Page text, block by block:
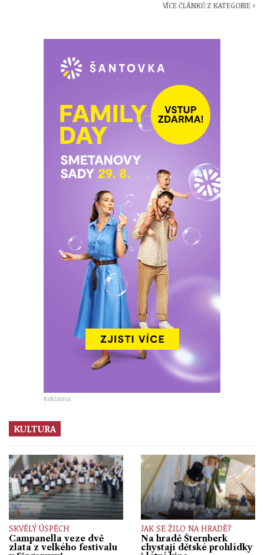
VÍCE ČLÁNKŮ Z KATEGORIE ›
Reklama
KULTURA
SKVĚLÝ ÚSPĚCH
Campanella veze dvě
zlata z velkého festivalu
JAK SE ŽILO NA HRADĚ?
Na hradě Šternberk
chystají dětské prohlídky